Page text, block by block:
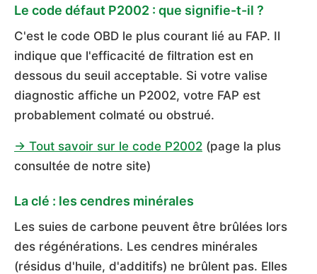
Le code défaut P2002 : que signifie-t-il ?
C'est le code OBD le plus courant lié au FAP. Il
indique que l'efficacité de filtration est en
dessous du seuil acceptable. Si votre valise
diagnostic affiche un P2002, votre FAP est
probablement colmaté ou obstrué.
→ Tout savoir sur le code P2002 (page la plus
consultée de notre site)
La clé : les cendres minérales
Les suies de carbone peuvent être brûlées lors
des régénérations. Les cendres minérales
(résidus d'huile, d'additifs) ne brûlent pas. Elles